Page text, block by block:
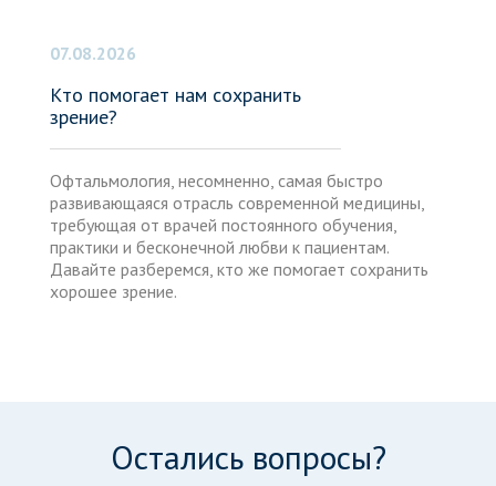
07.08.2026
Кто помогает нам сохранить
зрение?
Офтальмология, несомненно, самая быстро
развивающаяся отрасль современной медицины,
требующая от врачей постоянного обучения,
практики и бесконечной любви к пациентам.
Давайте разберемся, кто же помогает сохранить
хорошее зрение.
Остались вопросы?